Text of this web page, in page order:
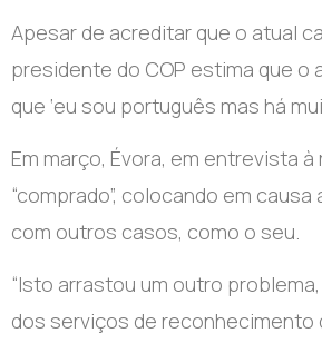
Apesar de acreditar que o atual
presidente do COP estima que o
que ‘eu sou português mas há
Em março, Évora, em entrevista
“comprado”, colocando em
com outros casos, como o seu.
“Isto arrastou um outro
dos serviços de reconhecimento